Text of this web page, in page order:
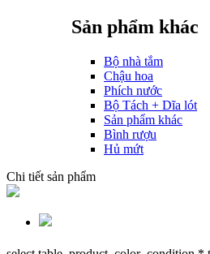
Sản phẩm khác
Bộ nhà tắm
Chậu hoa
Phích nước
Bộ Tách + Dĩa lót
Sản phẩm khác
Bình rượu
Hủ mứt
Chi tiết sản phẩm